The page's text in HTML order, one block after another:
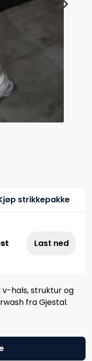
strikkepakke
Last ned
v-hals, struktur og
fra Gjestal.